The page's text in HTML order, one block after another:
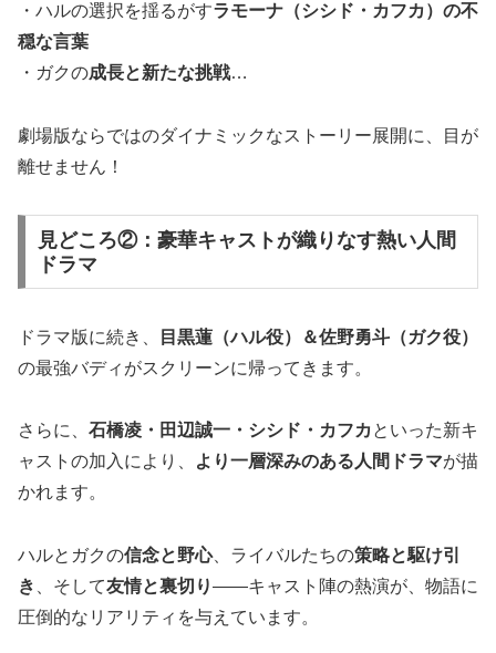
・ハルの選択を揺るがすラモーナ（シシド・カフカ）の不
穏な言葉
・ガクの成長と新たな挑戦…
劇場版ならではのダイナミックなストーリー展開に、目が
離せません！
見どころ②：豪華キャストが織りなす熱い人間
ドラマ
ドラマ版に続き、
目黒蓮（ハル役）＆佐野勇斗（ガク役）
の最強バディがスクリーンに帰ってきます。
さらに、 石橋凌・田辺誠一・シシド・カフカ といった新キ
ャストの加入により、
より一層深みのある人間ドラマが描
かれます。
ハルとガクの信念と野心、ライバルたちの策略と駆け引
き
、そして友情と裏切り——キャスト陣の熱演が、物語に
圧倒的なリアリティを与えています。